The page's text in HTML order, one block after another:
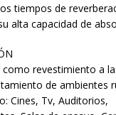
tiempos de
alta capacidad de
como revestimiento a
de ambientes
Cines, Tv, Auditorios,